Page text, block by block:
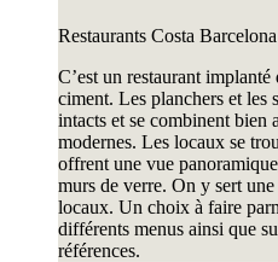
Restaurants Costa Barcelona
C’est un restaurant
ciment. Les planchers et les
intacts et se combinent bien
modernes. Les locaux se
offrent une vue
murs de verre. On y sert
locaux. Un choix à faire
différents menus ainsi que
références.